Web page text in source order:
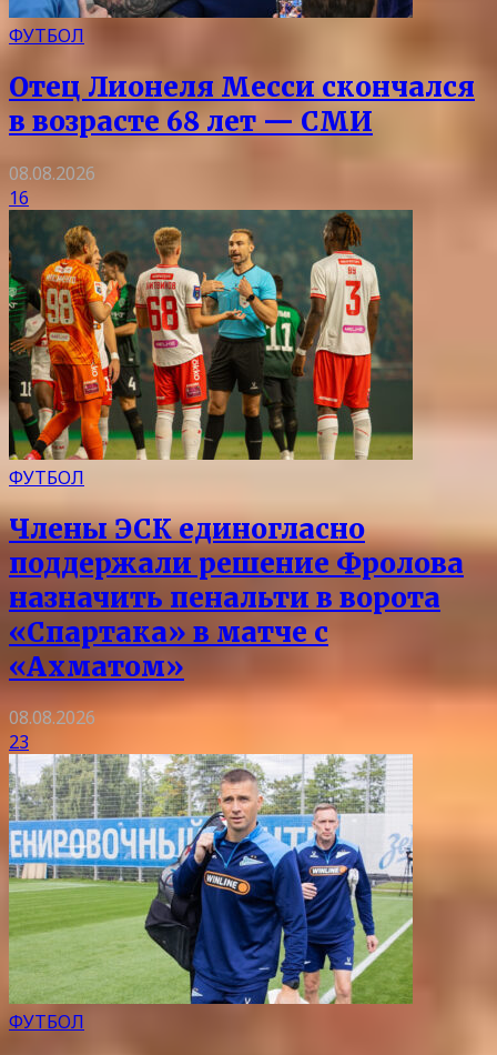
ФУТБОЛ
Отец Лионеля Месси скончался
в возрасте 68 лет — СМИ
08.08.2026
16
ФУТБОЛ
Члены ЭСК единогласно
поддержали решение Фролова
назначить пенальти в ворота
«Спартака» в матче с
«Ахматом»
08.08.2026
23
ФУТБОЛ